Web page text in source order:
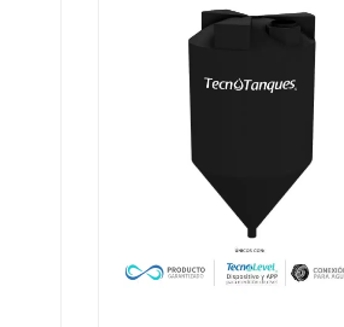
$213,537.71
$306,560.54